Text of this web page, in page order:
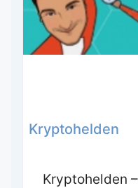
Kryptohelden
Kryptohelden